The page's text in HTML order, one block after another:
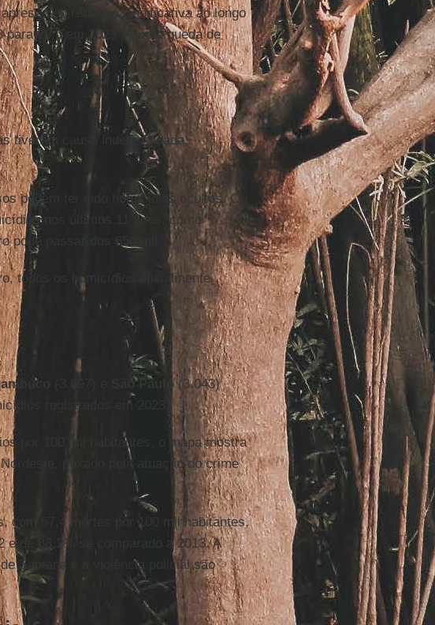
apresentou redução significativa ao longo
para 23,5 em 2023 — uma queda de
tiveram causa indeterminada,
podem ter sido homicídios ocultos. Ou
nos últimos 11 anos, como
pode passar dos 650 mil.
todos os homicídios oficialmente
São Paulo(3.043)
registrados em 2023.
por 100 mil habitantes, o mapa mostra
puxado pela atuação do crime
com 57,4 mortes por 100 mil habitantes,
de 88,2% se comparado a 2013. A
Santana e a violência policial são